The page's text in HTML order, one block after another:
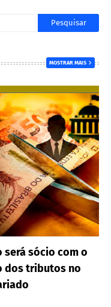
MOSTRAR MAIS
será sócio com o
dos tributos no